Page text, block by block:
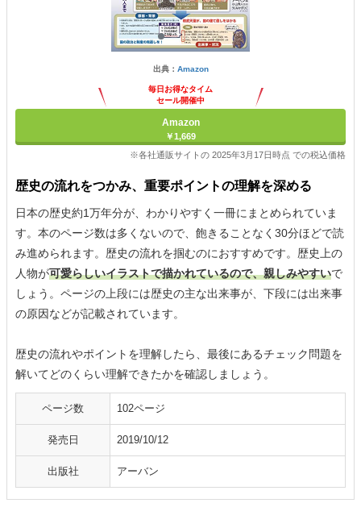
出典： Amazon
毎日お得なタイム
セール開催中
Amazon
￥1,669
※各社通販サイトの 2025年3月17日時点 での税込価格
歴史の流れをつかみ、重要ポイントの理解を深める
日本の歴史約1万年分が、わかりやすく一冊にまとめられていま
す。本のページ数は多くないので、飽きることなく30分ほどで読
み進められます。歴史の流れを掴むのにおすすめです。歴史上の
人物が可愛らしいイラストで描かれているので、親しみやすいで
しょう。ページの上段には歴史の主な出来事が、下段には出来事
の原因などが記載されています。
歴史の流れやポイントを理解したら、最後にあるチェック問題を
解いてどのくらい理解できたかを確認しましょう。
ページ数 102ページ
発売日 2019/10/12
出版社 アーバン